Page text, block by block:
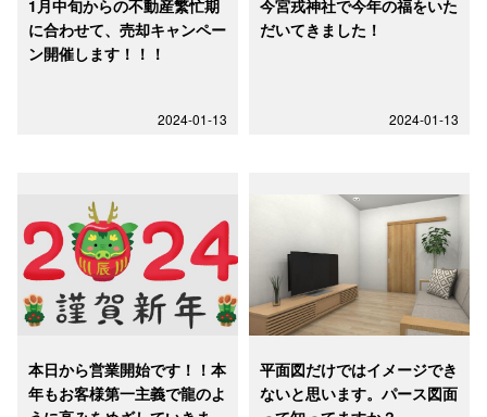
1月中旬からの不動産繁忙期
に合わせて、売却キャンペー
ン開催します！！！
2024-01-13
今宮戎神社で今年の福をいた
だいてきました！
2024-01-13
本日から営業開始です！！本
年もお客様第一主義で龍のよ
平面図だけではイメージでき
ないと思います。パース図面